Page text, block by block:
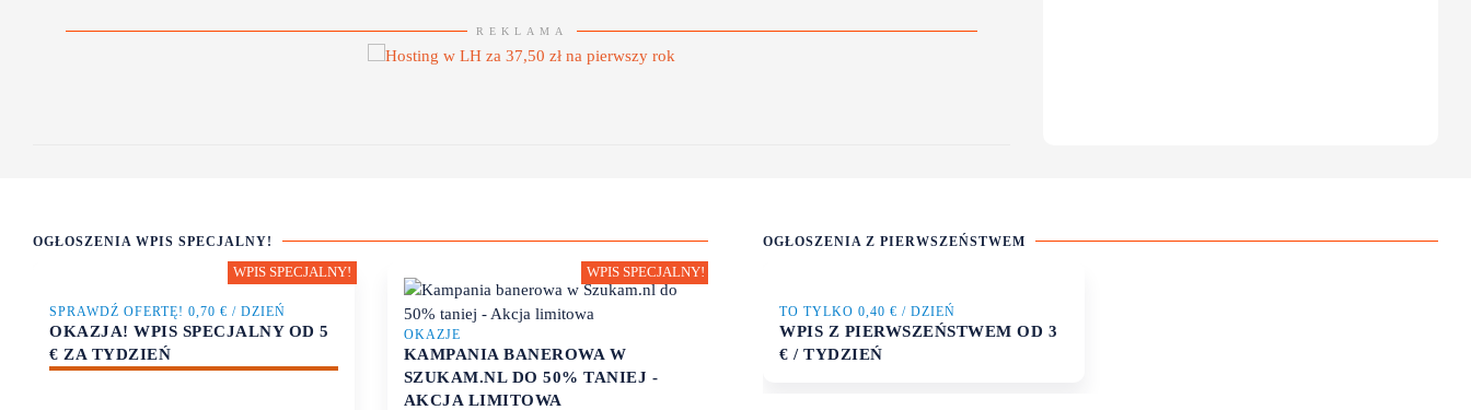
REKLAMA
OGŁOSZENIA WPIS SPECJALNY!
SPRAWDŹ OFERTĘ! 0,70 € / DZIEŃ
OKAZJA! WPIS SPECJALNY OD 5
€ ZA TYDZIEŃ
OKAZJE
KAMPANIA BANEROWA W
SZUKAM.NL DO 50% TANIEJ -
AKCJA LIMITOWA
OGŁOSZENIA Z PIERWSZEŃSTWEM
TO TYLKO 0,40 € / DZIEŃ
WPIS Z PIERWSZEŃSTWEM OD 3
€ / TYDZIEŃ